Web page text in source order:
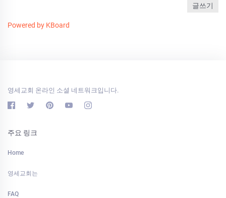
글쓰기
Powered by KBoard
영세교회 온라인 소셜 네트워크입니다.
주요 링크
Home
영세교회는
FAQ